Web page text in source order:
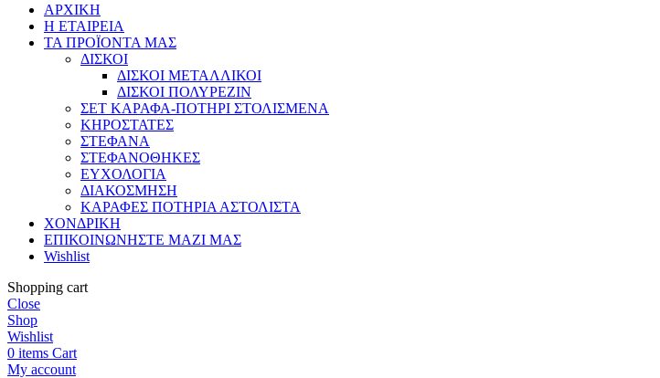
ΑΡΧΙΚΗ
Η ΕΤΑΙΡΕΙΑ
ΤΑ ΠΡΟΪΟΝΤΑ ΜΑΣ
ΔΙΣΚΟΙ
ΔΙΣΚΟΙ ΜΕΤΑΛΛΙΚΟΙ
ΔΙΣΚΟΙ ΠΟΛΥΡΕΖΙΝ
ΣΕΤ ΚΑΡΑΦΑ-ΠΟΤΗΡΙ ΣΤΟΛΙΣΜΕΝΑ
ΚΗΡΟΣΤΑΤΕΣ
ΣΤΕΦΑΝΑ
ΣΤΕΦΑΝΟΘΗΚΕΣ
ΕΥΧΟΛΟΓΙΑ
ΔΙΑΚΟΣΜΗΣΗ
ΚΑΡΑΦΕΣ ΠΟΤΗΡΙΑ ΑΣΤΟΛΙΣΤΑ
ΧΟΝΔΡΙΚΗ
ΕΠΙΚΟΙΝΩΝΗΣΤΕ ΜΑΖΙ ΜΑΣ
Wishlist
Shopping cart
Close
Shop
Wishlist
0 items Cart
My account